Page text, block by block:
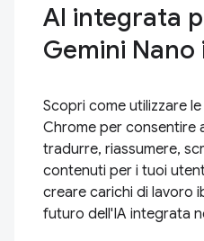
AI integrata
Gemini
Scopri come utilizzare
Chrome per consentire
tradurre, riassumere,
contenuti per i tuoi
creare carichi di lavoro
futuro dell'IA integrata